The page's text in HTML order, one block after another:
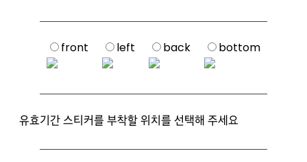
front left back bottom
유효기간 스티커를 부착할 위치를 선택해 주세요